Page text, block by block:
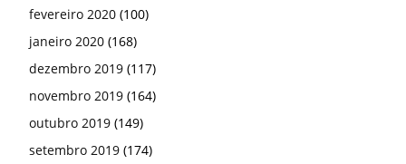
fevereiro 2020 (100)
janeiro 2020 (168)
dezembro 2019 (117)
novembro 2019 (164)
outubro 2019 (149)
setembro 2019 (174)